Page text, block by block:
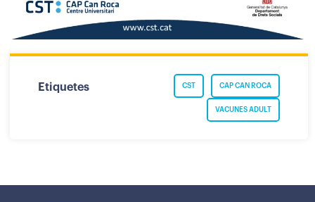
Etiquetes CAP CAN ROCA
CST
VACUNES ADULT